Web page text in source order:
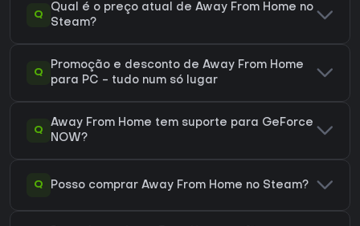
Q
Qual é o preço atual de Away From Home no
Steam?
Q
Promoção e desconto de Away From Home
para PC - tudo num só lugar
Q
Away From Home tem suporte para GeForce
NOW?
Q Posso comprar Away From Home no Steam?